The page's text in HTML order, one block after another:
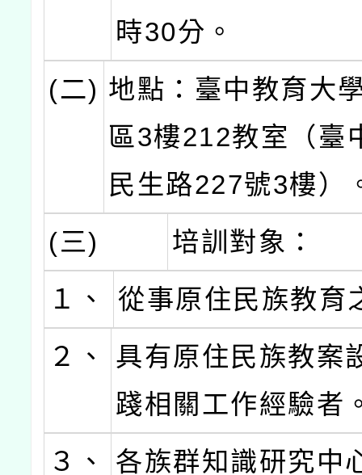
時30分。
(二) 地點：臺中教育大
區3樓212教室（臺
民生路227號3樓）
(三)
培訓對象：
１、
從事原住民族教育
２、
具有原住民族教案
踐相關工作經驗者
３、
各族群知識研究中